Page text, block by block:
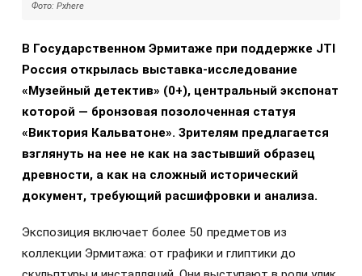
Фото: Pxhere
В Государственном Эрмитаже при поддержке JTI
Россия открылась выставка-исследование
«Музейный детектив» (0+), центральный экспонат
которой — бронзовая позолоченная статуя
«Виктория Кальватоне». Зрителям предлагается
взглянуть на нее не как на застывший образец
древности, а как на сложный исторический
документ, требующий расшифровки и анализа.
Экспозиция включает более 50 предметов из
коллекции Эрмитажа: от графики и глиптики до